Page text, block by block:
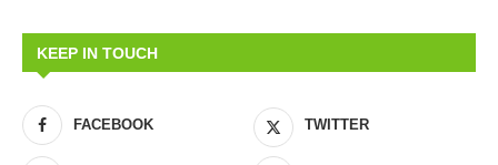
KEEP IN TOUCH
FACEBOOK TWITTER